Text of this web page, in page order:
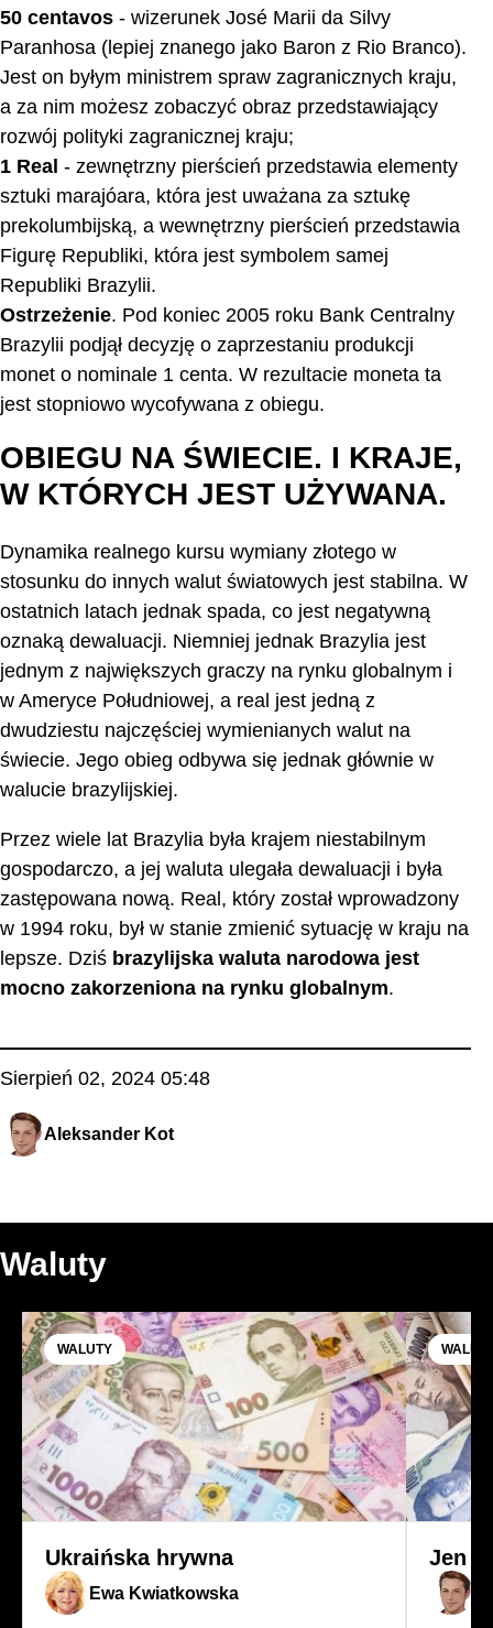
50 centavos - wizerunek José Marii da Silvy
Paranhosa (lepiej znanego jako Baron z Rio Branco).
Jest on byłym ministrem spraw zagranicznych kraju,
a za nim możesz zobaczyć obraz przedstawiający
rozwój polityki zagranicznej kraju;
1 Real - zewnętrzny pierścień przedstawia elementy
sztuki marajóara, która jest uważana za sztukę
prekolumbijską, a wewnętrzny pierścień przedstawia
Figurę Republiki, która jest symbolem samej
Republiki Brazylii.
Ostrzeżenie. Pod koniec 2005 roku Bank Centralny
Brazylii podjął decyzję o zaprzestaniu produkcji
monet o nominale 1 centa. W rezultacie moneta ta
jest stopniowo wycofywana z obiegu.
OBIEGU NA ŚWIECIE. I KRAJE,
W KTÓRYCH JEST UŻYWANA.
Dynamika realnego kursu wymiany złotego w
stosunku do innych walut światowych jest stabilna. W
ostatnich latach jednak spada, co jest negatywną
oznaką dewaluacji. Niemniej jednak Brazylia jest
jednym z największych graczy na rynku globalnym i
w Ameryce Południowej, a real jest jedną z
dwudziestu najczęściej wymienianych walut na
świecie. Jego obieg odbywa się jednak głównie w
walucie brazylijskiej.
Przez wiele lat Brazylia była krajem niestabilnym
gospodarczo, a jej waluta ulegała dewaluacji i była
zastępowana nową. Real, który został wprowadzony
w 1994 roku, był w stanie zmienić sytuację w kraju na
lepsze. Dziś brazylijska waluta narodowa jest
mocno zakorzeniona na rynku globalnym.
Sierpień 02, 2024 05:48
Aleksander Kot
Waluty
WALUTY
Ukraińska hrywna
Ewa Kwiatkowska
Jen